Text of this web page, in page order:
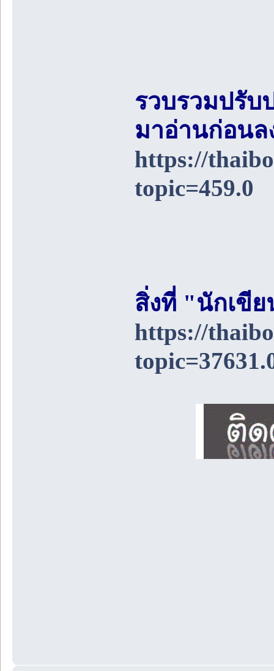
รวบรวมปรับ
มาอ่านก่อน
https://
topic=459.0
สิ่งที่ "นักเขี
https://